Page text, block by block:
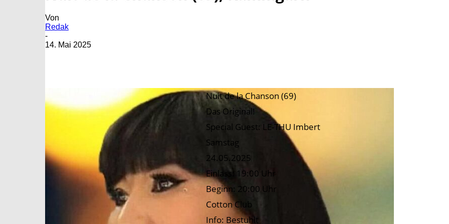
Von
Redak
-
14. Mai 2025
Nuit de la Chanson (69)
Das Original!
Special Guest: LE-THU Imbert
Samstag
24.05.2025
Einlass: 19:00 Uhr
Beginn: 20:00 Uhr
Cotton Club
Info: Bestuhlt